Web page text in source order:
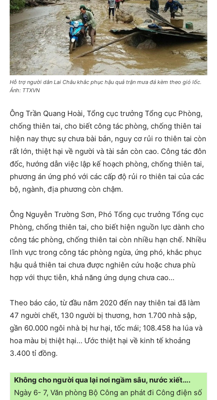
Hỗ trợ người dân Lai Châu khắc phục hậu quả trận mưa đá kèm theo gió lốc.
Ảnh: TTXVN
Ông Trần Quang Hoài, Tổng cục trưởng Tổng cục Phòng,
chống thiên tai, cho biết công tác phòng, chống thiên tai
hiện nay thực sự chưa bài bản, nguy cơ rủi ro thiên tai còn
rất lớn, thiệt hại về người và tài sản còn cao. Công tác đôn
đốc, hướng dẫn việc lập kế hoạch phòng, chống thiên tai,
phương án ứng phó với các cấp độ rủi ro thiên tai của các
bộ, ngành, địa phương còn chậm.
Ông Nguyễn Trường Sơn, Phó Tổng cục trưởng Tổng cục
Phòng, chống thiên tai, cho biết hiện nguồn lực dành cho
công tác phòng, chống thiên tai còn nhiều hạn chế. Nhiều
lĩnh vực trong công tác phòng ngừa, ứng phó, khắc phục
hậu quả thiên tai chưa được nghiên cứu hoặc chưa phù
hợp với thực tiễn, khả năng ứng dụng chưa cao…
Theo báo cáo, từ đầu năm 2020 đến nay thiên tai đã làm
47 người chết, 130 người bị thương, hơn 1.700 nhà sập,
gần 60.000 ngôi nhà bị hư hại, tốc mái; 108.458 ha lúa và
hoa màu bị thiệt hại… Ước thiệt hại về kinh tế khoảng
3.400 tỉ đồng.
Không cho người qua lại nơi ngầm sâu, nước xiết….
Ngày 6- 7, Văn phòng Bộ Công an phát đi Công điện số